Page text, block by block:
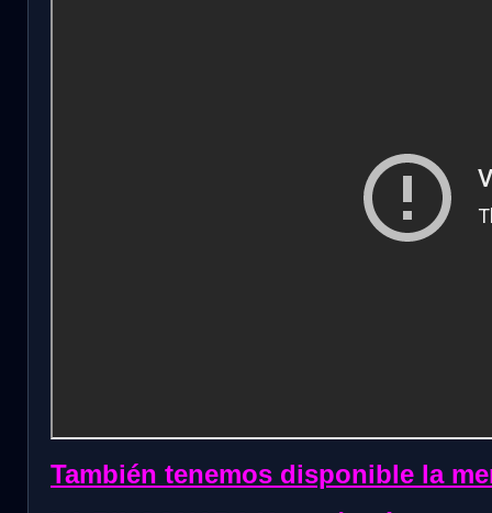
También tenemos disponible la